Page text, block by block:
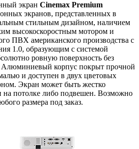
экран Cinemax Premium
экранов, представленных в
стильным дизайном, наличием
высокоскоростным мотором и
ПВХ американского производства с
1.0, образующим с системой
ровную поверхность без
Алюминиевый корпус покрыт прочной
и доступен в двух цветовых
Экран может быть жестко
на потолке либо подвешен. Возможно
размера под заказ.